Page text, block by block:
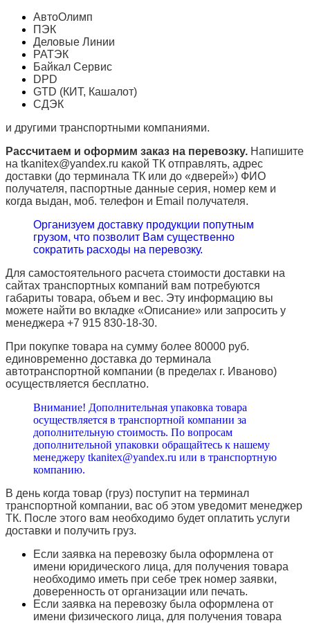
АвтоОлимп
ПЭК
Деловые Линии
РАТЭК
Байкал Сервис
DPD
GTD (КИТ, Кашалот)
СДЭК
и другими транспортными компаниями.
Рассчитаем и оформим заказ на перевозку. Напишите
на tkanitex@yandex.ru какой ТК отправлять, адрес
доставки (до терминала ТК или до «дверей») ФИО
получателя, паспортные данные серия, номер кем и
когда выдан, моб. телефон и Email получателя.
Организуем доставку продукции попутным
грузом, что позволит Вам существенно
сократить расходы на перевозку.
Для самостоятельного расчета стоимости доставки на
сайтах транспортных компаний вам потребуются
габариты товара, объем и вес. Эту информацию вы
можете найти во вкладке «Описание» или запросить у
менеджера +7 915 830-18-30.
При покупке товара на сумму более 80000 руб.
единовременно доставка до терминала
автотранспортной компании (в пределах г. Иваново)
осуществляется бесплатно.
Внимание! Дополнительная упаковка товара
осуществляется в транспортной компании за
дополнительную стоимость. По вопросам
дополнительной упаковки обращайтесь к нашему
менеджеру tkanitex@yandex.ru или в транспортную
компанию.
В день когда товар (груз) поступит на терминал
транспортной компании, вас об этом уведомит менеджер
ТК. После этого вам необходимо будет оплатить услуги
доставки и получить груз.
Если заявка на перевозку была оформлена от
имени юридического лица, для получения товара
необходимо иметь при себе трек номер заявки,
доверенность от организации или печать.
Если заявка на перевозку была оформлена от
имени физического лица, для получения товара